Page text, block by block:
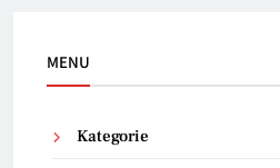
MENU
Kategorie